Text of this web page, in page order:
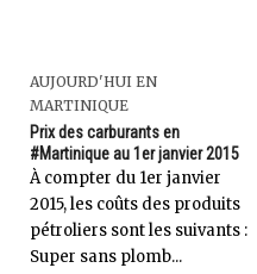
AUJOURD'HUI EN
MARTINIQUE
Prix des carburants en
#Martinique au 1er janvier 2015
À compter du 1er janvier
2015, les coûts des produits
pétroliers sont les suivants :
Super sans plomb...